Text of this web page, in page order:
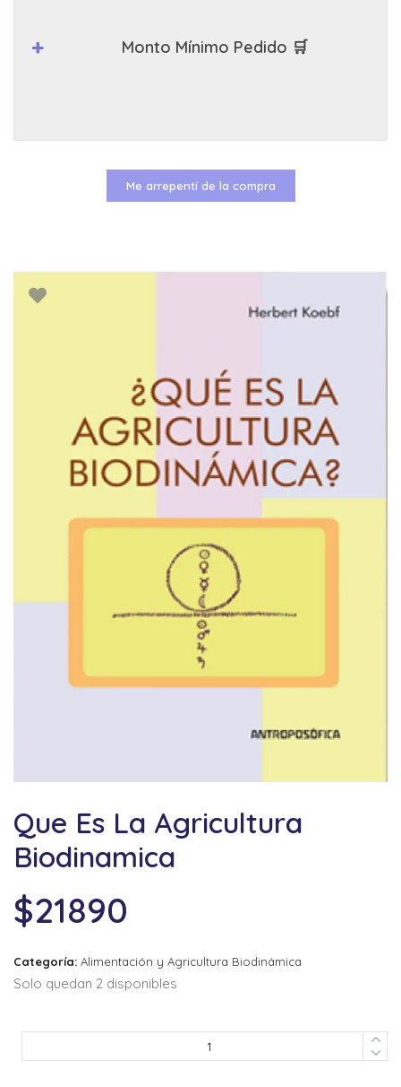
Que Es La Agricultura
Biodinamica
$21890
Categoría: Alimentación y Agricultura Biodinámica
Solo quedan 2 disponibles
Monto Mínimo Pedido 🛒
Me arrepentí de la compra